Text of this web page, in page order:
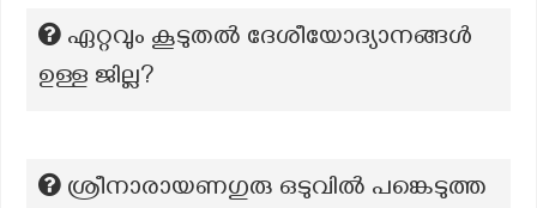
ഏറ്റവും കൂടുതല്‍ ദേശീയോദ്യാനങ്ങള്‍
ഉള്ള ജില്ല?
ശ്രീനാരായണഗുരു ഒടുവിൽ പങ്കെടുത്ത